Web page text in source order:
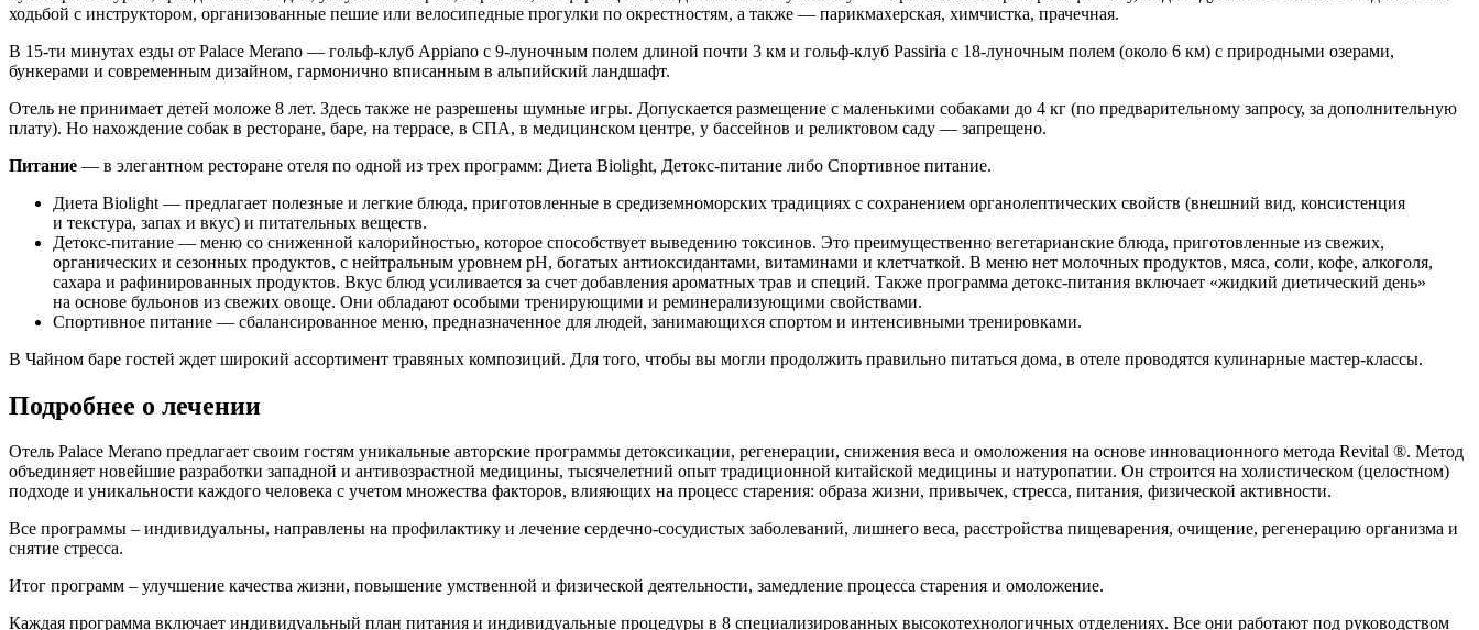
ходьбой с инструктором, организованные пешие или велосипедные прогулки по окрестностям, а также — парикмахерская, химчистка, прачечная.
В 15-ти минутах езды от Palace Merano — гольф-клуб Appiano с 9-луночным полем длиной почти 3 км и гольф-клуб Passiria с 18-луночным полем (около 6 км) с природными озерами,
бункерами и современным дизайном, гармонично вписанным в альпийский ландшафт.
Отель не принимает детей моложе 8 лет. Здесь также не разрешены шумные игры. Допускается размещение с маленькими собаками до 4 кг (по предварительному запросу, за дополнительную
плату). Но нахождение собак в ресторане, баре, на террасе, в СПА, в медицинском центре, у бассейнов и реликтовом саду — запрещено.
Питание — в элегантном ресторане отеля по одной из трех программ: Диета Biolight, Детокс-питание либо Спортивное питание.
Диета Biolight — предлагает полезные и легкие блюда, приготовленные в средиземноморских традициях с сохранением органолептических свойств (внешний вид, консистенция
и текстура, запах и вкус) и питательных веществ.
Детокс-питание — меню со сниженной калорийностью, которое способствует выведению токсинов. Это преимущественно вегетарианские блюда, приготовленные из свежих,
органических и сезонных продуктов, с нейтральным уровнем рН, богатых антиоксидантами, витаминами и клетчаткой. В меню нет молочных продуктов, мяса, соли, кофе, алкоголя,
сахара и рафинированных продуктов. Вкус блюд усиливается за счет добавления ароматных трав и специй. Также программа детокс-питания включает «жидкий диетический день»
на основе бульонов из свежих овоще. Они обладают особыми тренирующими и реминерализующими свойствами.
Спортивное питание — сбалансированное меню, предназначенное для людей, занимающихся спортом и интенсивными тренировками.
В Чайном баре гостей ждет широкий ассортимент травяных композиций. Для того, чтобы вы могли продолжить правильно питаться дома, в отеле проводятся кулинарные мастер-классы.
Подробнее о лечении
Отель Palace Merano предлагает своим гостям уникальные авторские программы детоксикации, регенерации, снижения веса и омоложения на основе инновационного метода Revital ®. Метод
объединяет новейшие разработки западной и антивозрастной медицины, тысячелетний опыт традиционной китайской медицины и натуропатии. Он строится на холистическом (целостном)
подходе и уникальности каждого человека с учетом множества факторов, влияющих на процесс старения: образа жизни, привычек, стресса, питания, физической активности.
Все программы – индивидуальны, направлены на профилактику и лечение сердечно-сосудистых заболеваний, лишнего веса, расстройства пищеварения, очищение, регенерацию организма и
снятие стресса.
Итог программ – улучшение качества жизни, повышение умственной и физической деятельности, замедление процесса старения и омоложение.
Каждая программа включает индивидуальный план питания и индивидуальные процедуры в 8 специализированных высокотехнологичных отделениях. Все они работают под руководством